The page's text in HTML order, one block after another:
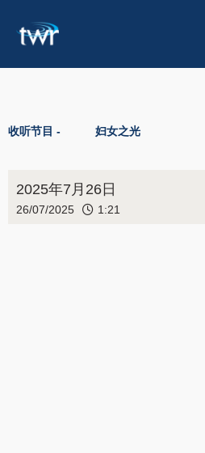
收听节目 - 妇女之光
2025年7月26日
26/07/2025 1:21